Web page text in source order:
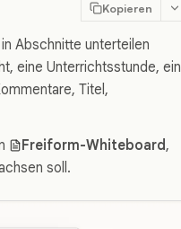
Kopieren
Abschnitte unterteilen
eine Unterrichtsstunde, ein
Titel,
Freiform-Whiteboard,
soll.